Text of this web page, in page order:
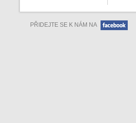
PŘIDEJTE SE K NÁM NA